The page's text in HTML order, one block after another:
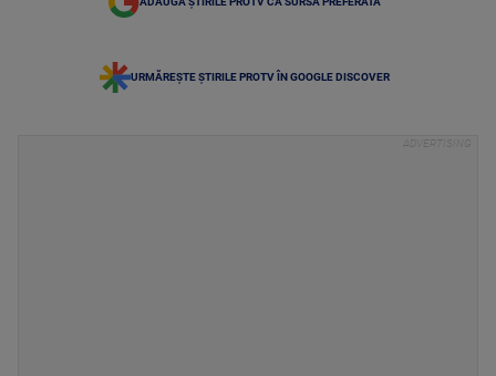
URMĂREȘTE ȘTIRILE PROTV ÎN GOOGLE DISCOVER